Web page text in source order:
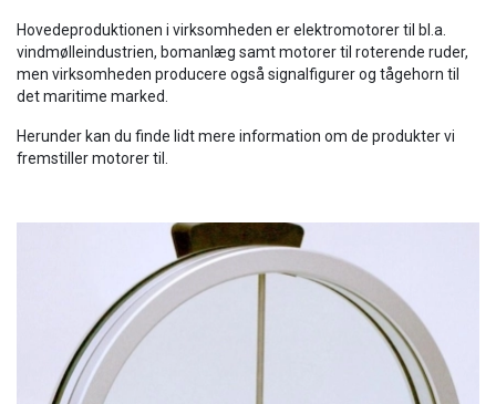
Hovedeproduktionen i virksomheden er elektromotorer til bl.a.
vindmølleindustrien, bomanlæg samt motorer til roterende ruder,
men virksomheden producere også signalfigurer og tågehorn til
det maritime marked.
Herunder kan du finde lidt mere information om de produkter vi
fremstiller motorer til.